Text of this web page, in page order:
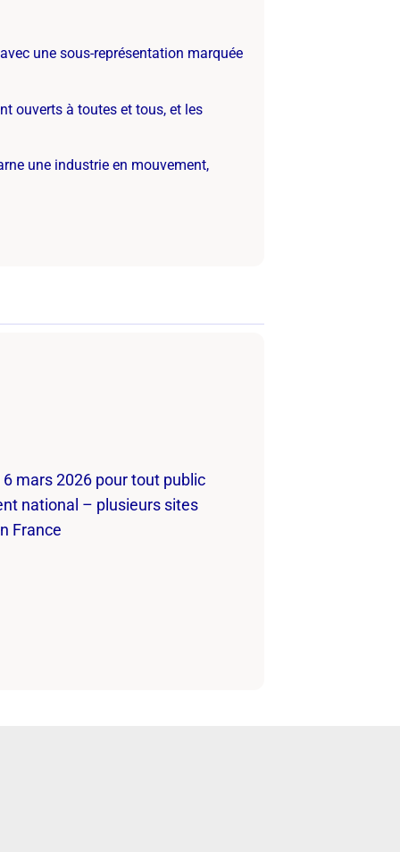
une sous-représentation marquée
ouverts à toutes et tous, et les
une industrie en mouvement,
mars 2026 pour tout public
national – plusieurs sites
France